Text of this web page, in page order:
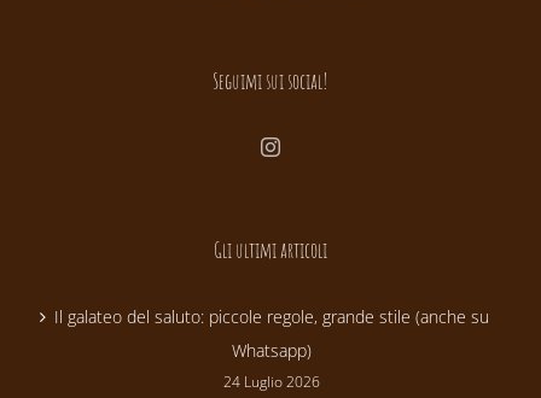
Seguimi sui social!
Gli ultimi articoli
Il galateo del saluto: piccole regole, grande stile (anche su
Whatsapp)
24 Luglio 2026